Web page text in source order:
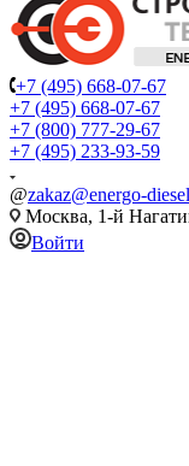
+7 (495) 668-07-67
+7 (495) 668-07-67
+7 (800) 777-29-67
+7 (495) 233-93-59
@zakaz@energo-
Москва, 1-й
Войти